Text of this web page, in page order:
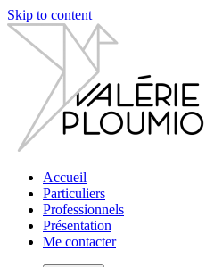
Skip to content
Accueil
Particuliers
Professionnels
Présentation
Me contacter